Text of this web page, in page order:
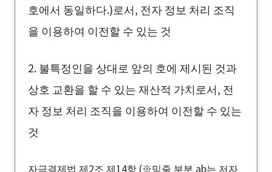
호에서 동일하다.)로서, 전자 정보 처리 조직
을 이용하여 이전할 수 있는 것
2. 불특정인을 상대로 앞의 호에 제시된 것과
상호 교환을 할 수 있는 재산적 가치로서, 전
자 정보 처리 조직을 이용하여 이전할 수 있는
것
자금결제법 제2조 제14항 (※밑줄 부분 ab는 저자